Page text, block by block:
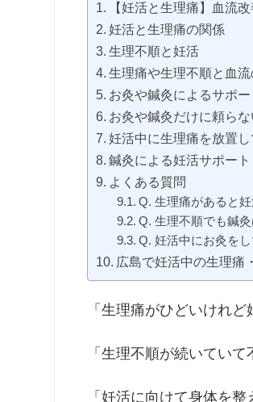
【妊活と生理痛】血流
妊活と生理痛の関係
生理不順と妊活
生理痛や生理不順と血
お灸や鍼灸によるサポー
お灸や鍼灸だけに頼ら
妊活中に生理痛を放置し
鍼灸による妊活サポート
よくある質問
Q. 生理痛があると
Q. 生理不順でも鍼
Q. 妊活中にお灸を
広島で妊活中の生理痛
「生理痛がひどいけれど
「生理不順が続いていて
「妊活に向けて身体を整